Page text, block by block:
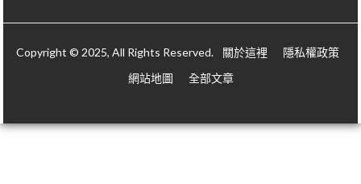
Copyright © 2025, All Rights Reserved. 關於這裡
隱私權政策
網站地圖
全部文章